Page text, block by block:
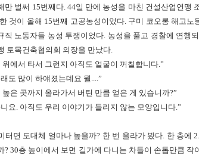
만 벌써 15번째다. 44일 만에 농성을 마친 건설산업연맹
것이 올해 15번째 고공농성이었다. 구미 코오롱 해고
직 노동자들 농성 투쟁이었다. 농성을 풀고 경찰에 연행
토목건축협의회 의장을 만났다.
위에서 타서 그런지 아직도 얼굴이 꺼칠합니다.”
도 많이 하얘졌는데요 뭘....”
높은 곳까지 올라가서 버틴 만큼 얻은 게 있습니까?”
요. 아직도 우리 이야기가 들리지 않는 모양입니다.”
터면 도대체 얼마나 높을까? 한 번 올라가 봤다. 한 층에
? 30층 높이에서 보면 길가에 다니는 차들이 손톱만큼